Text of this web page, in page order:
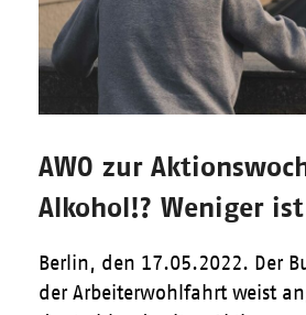
AWO zur
Alkohol!? Weniger
Berlin, den 17.05.2022. Der
der Arbeiterwohlfahrt weist